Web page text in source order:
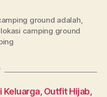
e
r
c
ground adalah,
lokasi camping ground
Keluarga, Outfit Hijab,